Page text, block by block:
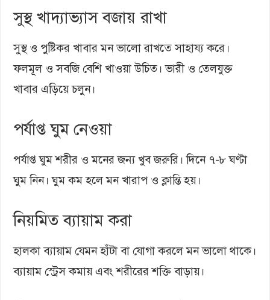
সুস্থ খাদ্যাভ্যাস বজায় রাখা
সুস্থ ও পুষ্টিকর খাবার মন ভালো রাখতে সাহায্য করে।
ফলমূল ও সবজি বেশি খাওয়া উচিত। ভারী ও তেলযুক্ত
খাবার এড়িয়ে চলুন।
পর্যাপ্ত ঘুম নেওয়া
পর্যাপ্ত ঘুম শরীর ও মনের জন্য খুব জরুরি। দিনে ৭-৮ ঘণ্টা
ঘুম নিন। ঘুম কম হলে মন খারাপ ও ক্লান্তি হয়।
নিয়মিত ব্যায়াম করা
হালকা ব্যায়াম যেমন হাঁটা বা যোগা করলে মন ভালো থাকে।
ব্যায়াম স্ট্রেস কমায় এবং শরীরের শক্তি বাড়ায়।